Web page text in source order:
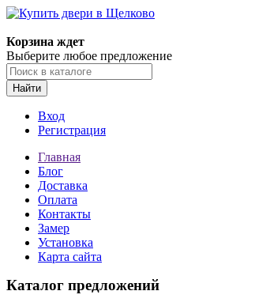
Корзина ждет
Выберите любое предложение
Найти
Вход
Регистрация
Главная
Блог
Доставка
Оплата
Контакты
Замер
Установка
Карта сайта
Каталог предложений